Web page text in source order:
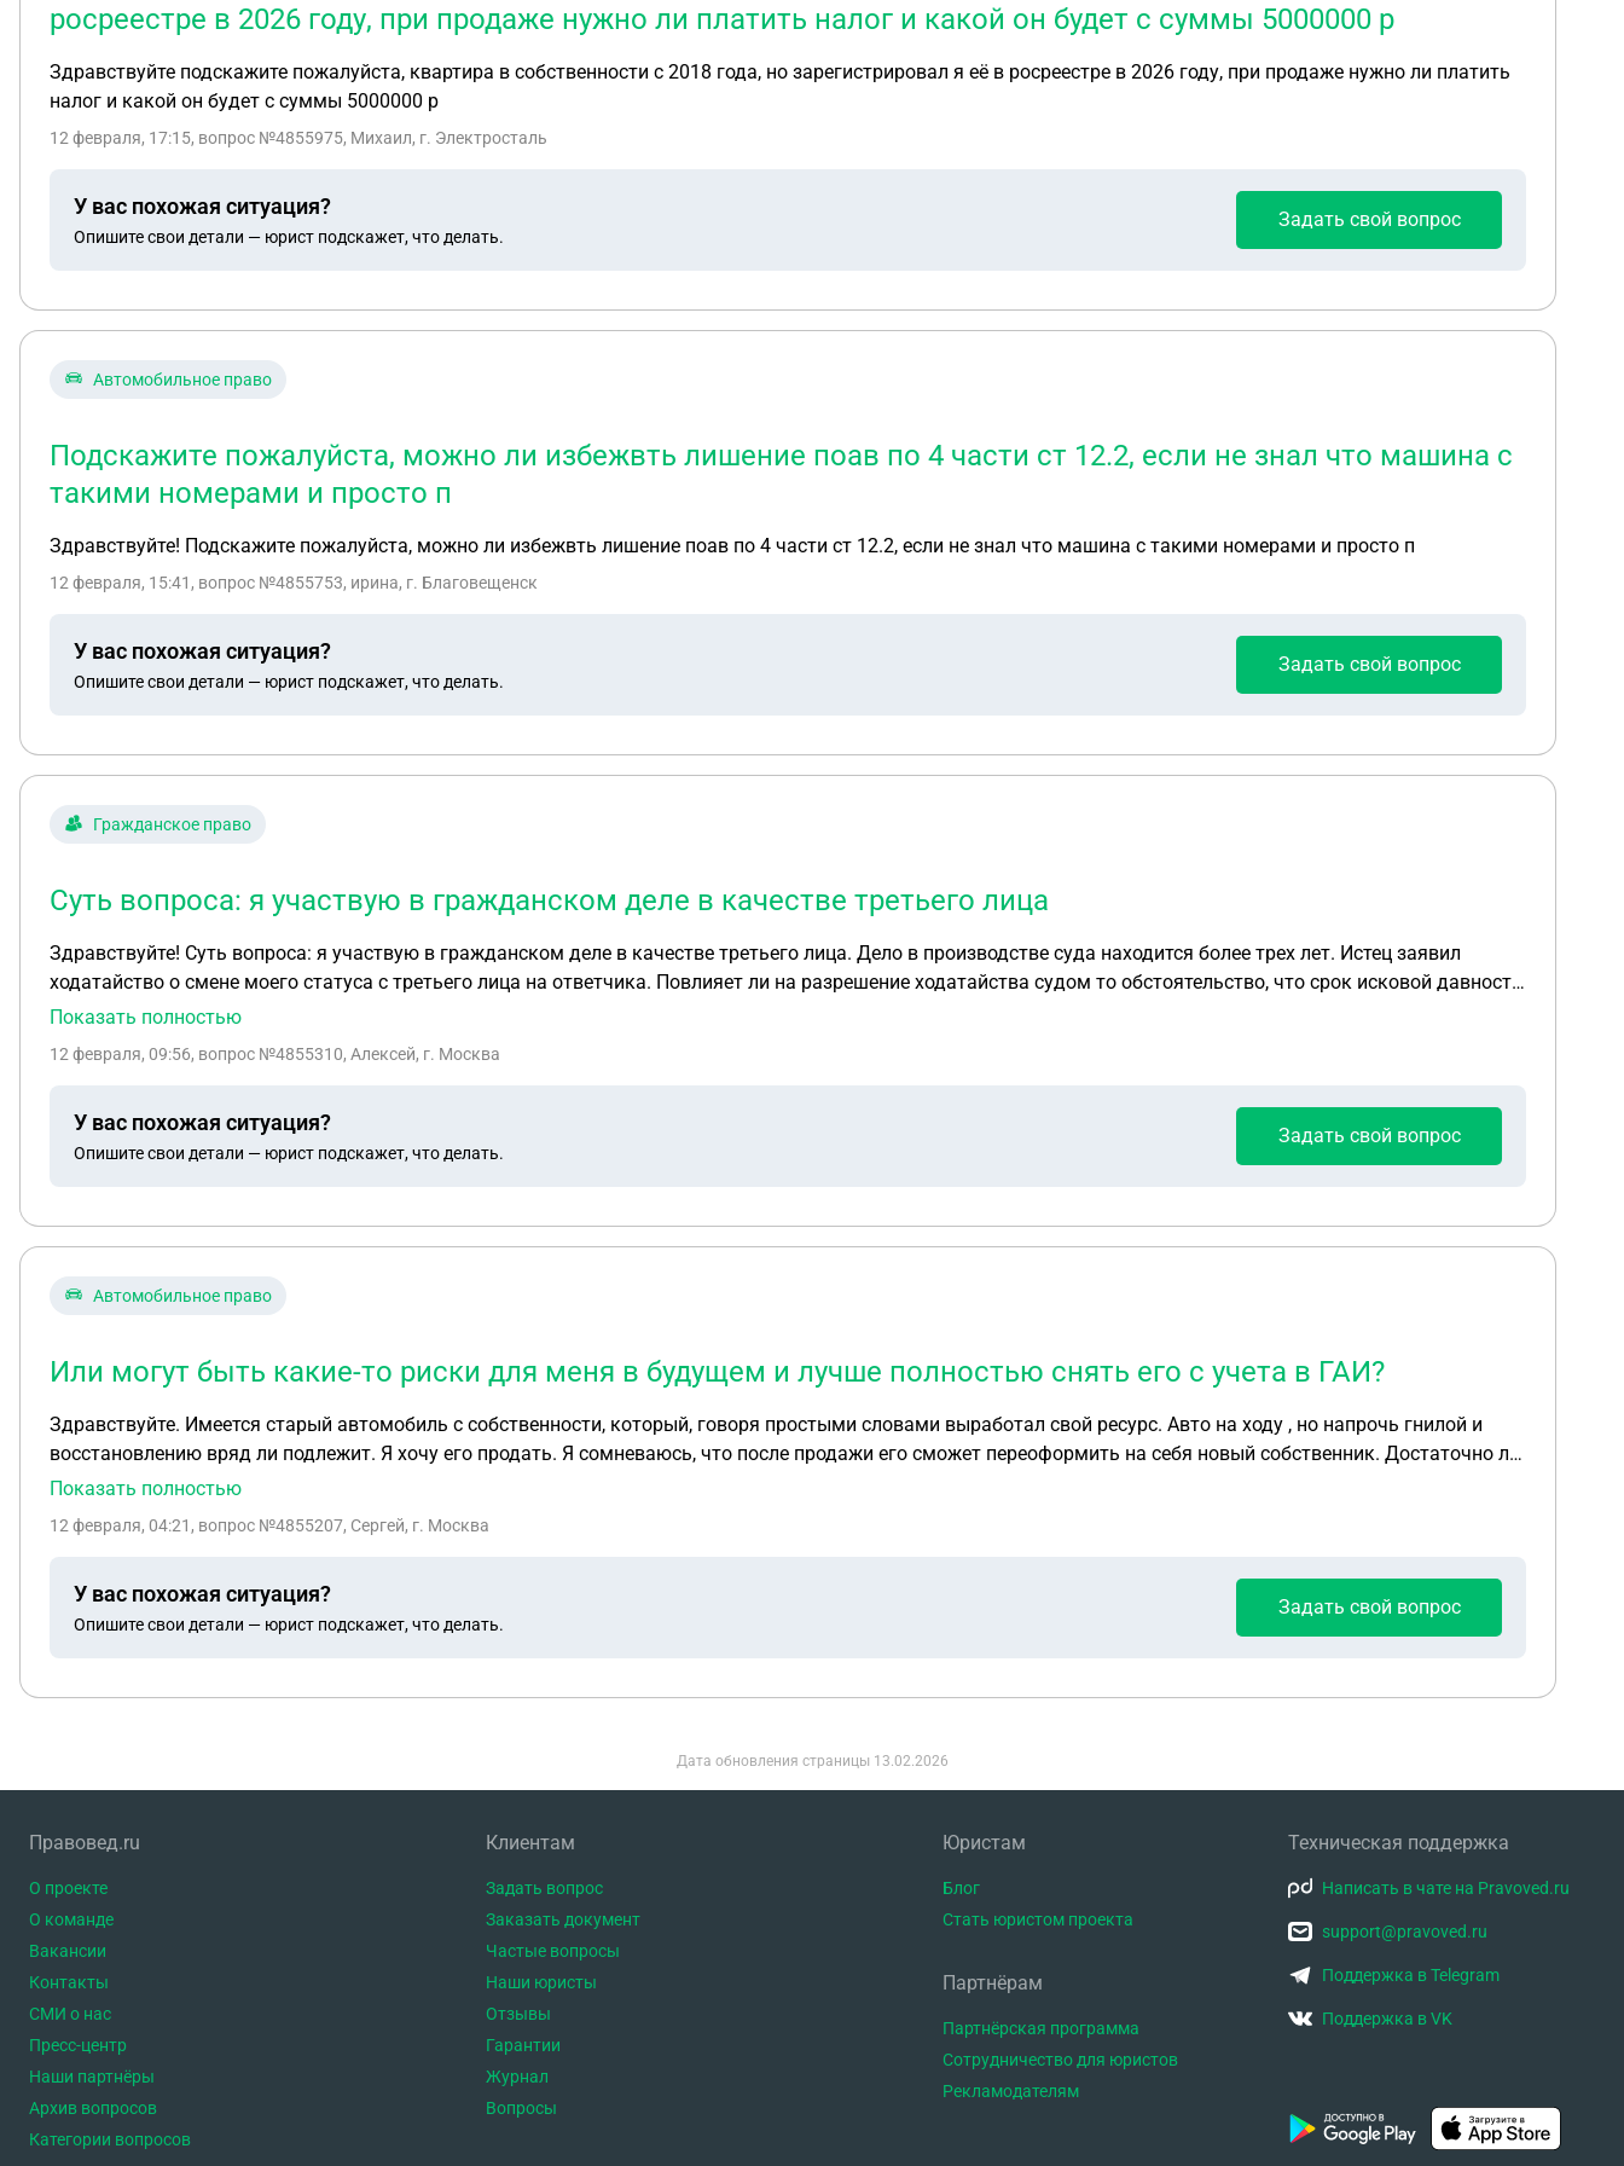
росреестре в 2026 году, при продаже нужно ли платить налог и какой он будет с суммы 5000000 р
Здравствуйте подскажите пожалуйста, квартира в собственности с 2018 года, но зарегистрировал я её в росреестре в 2026 году, при продаже нужно ли платить
налог и какой он будет с суммы 5000000 р
12 февраля, 17:15, вопрос №4855975, Михаил, г. Электросталь
У вас похожая ситуация?
Опишите свои детали — юрист подскажет, что делать.
Задать свой вопрос
Автомобильное право
Подскажите пожалуйста, можно ли избежвть лишение поав по 4 части ст 12.2, если не знал что машина с
такими номерами и просто п
Здравствуйте! Подскажите пожалуйста, можно ли избежвть лишение поав по 4 части ст 12.2, если не знал что машина с такими номерами и просто п
12 февраля, 15:41 , вопрос №4855753, ирина, г. Благовещенск
У вас похожая ситуация?
Опишите свои детали — юрист подскажет, что делать.
Задать свой вопрос
Гражданское право
Суть вопроса: я участвую в гражданском деле в качестве третьего лица
Здравствуйте! Суть вопроса: я участвую в гражданском деле в качестве третьего лица. Дело в производстве суда находится более трех лет. Истец заявил
ходатайство о смене моего статуса с третьего лица на ответчика. Повлияет ли на разрешение ходатайства судом то обстоятельство, что срок исковой давности
(три года с момента нарушения права) истек?
Показать полностью
12 февраля, 09:56, вопрос №4855310, Алексей, г. Москва
У вас похожая ситуация?
Опишите свои детали — юрист подскажет, что делать.
Задать свой вопрос
Автомобильное право
Или могут быть какие-то риски для меня в будущем и лучше полностью снять его с учета в ГАИ?
Здравствуйте. Имеется старый автомобиль с собственности, который, говоря простыми словами выработал свой ресурс. Авто на ходу , но напрочь гнилой и
восстановлению вряд ли подлежит. Я хочу его продать. Я сомневаюсь, что после продажи его сможет переоформить на себя новый собственник. Достаточно ли
будет прекратить регистрацию перед продажей? Или могут быть какие-то риски для меня в будущем и лучше полностью снять его с учета в ГАИ?
Показать полностью
12 февраля, 04:21 , вопрос №4855207, Сергей, г. Москва
У вас похожая ситуация?
Опишите свои детали — юрист подскажет, что делать.
Задать свой вопрос
Дата обновления страницы 13.02.2026
Правовед.ru
О проекте
О команде
Вакансии
Контакты
СМИ о нас
Пресс-центр
Наши партнёры
Архив вопросов
Категории вопросов
Клиентам
Задать вопрос
Заказать документ
Частые вопросы
Наши юристы
Отзывы
Гарантии
Журнал
Вопросы
Юристам
Блог
Стать юристом проекта
Партнёрам
Партнёрская программа
Сотрудничество для юристов
Рекламодателям
Техническая поддержка
Написать в чате на Pravoved.ru
support@pravoved.ru
Поддержка в Telegram
Поддержка в VK